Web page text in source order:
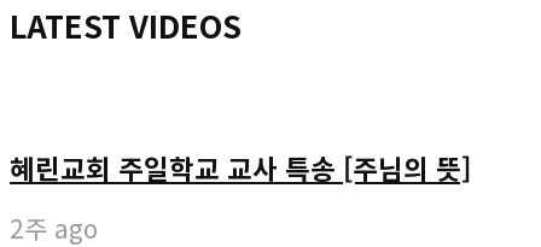
LATEST VIDEOS
혜린교회 주일학교 교사 특송 [주님의 뜻]
2주 ago